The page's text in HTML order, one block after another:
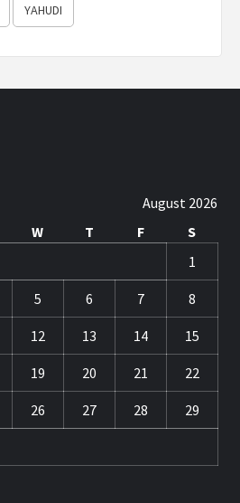
YAHUDI
August 2026
W T F
S
1
5 6 7 8
12 13 14 15
19 20 21 22
26 27 28 29